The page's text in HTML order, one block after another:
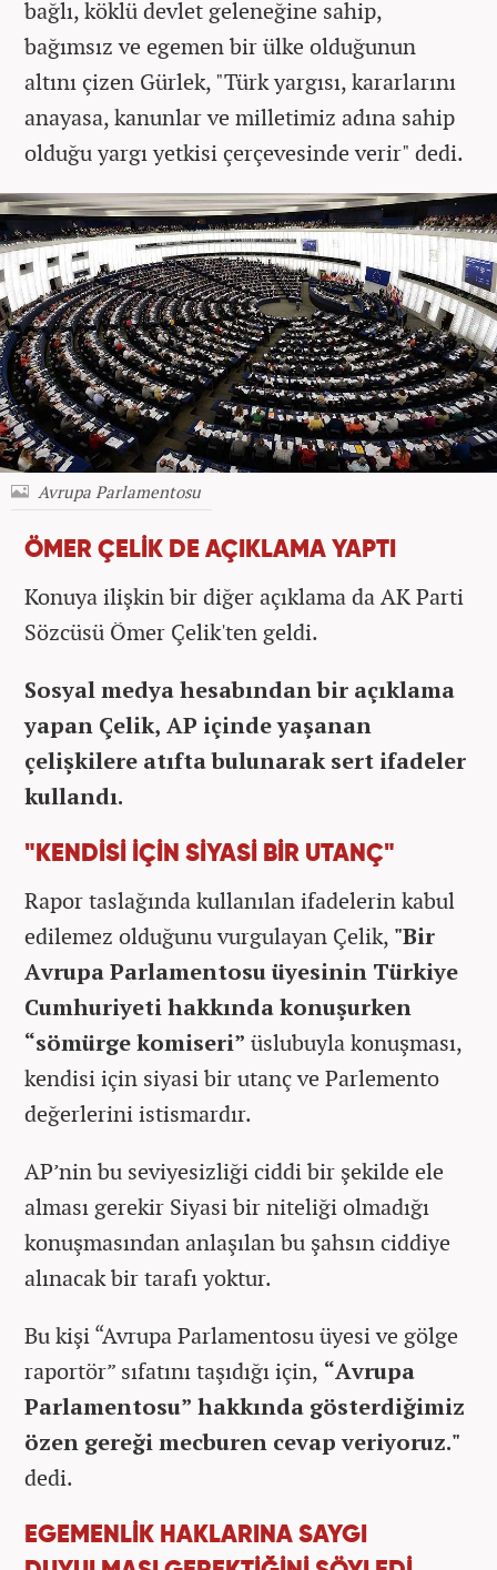
bağlı, köklü devlet geleneğine sahip,
bağımsız ve egemen bir ülke olduğunun
altını çizen Gürlek, "Türk yargısı, kararlarını
anayasa, kanunlar ve milletimiz adına sahip
olduğu yargı yetkisi çerçevesinde verir" dedi.
Avrupa Parlamentosu
ÖMER ÇELİK DE AÇIKLAMA YAPTI
Konuya ilişkin bir diğer açıklama da AK Parti
Sözcüsü Ömer Çelik'ten geldi.
Sosyal medya hesabından bir açıklama
yapan Çelik, AP içinde yaşanan
çelişkilere atıfta bulunarak sert ifadeler
kullandı.
"KENDİSİ İÇİN SİYASİ BİR UTANÇ"
Rapor taslağında kullanılan ifadelerin kabul
edilemez olduğunu vurgulayan Çelik, "Bir
Avrupa Parlamentosu üyesinin Türkiye
Cumhuriyeti hakkında konuşurken
“sömürge komiseri” üslubuyla konuşması,
kendisi için siyasi bir utanç ve Parlemento
değerlerini istismardır.
AP’nin bu seviyesizliği ciddi bir şekilde ele
alması gerekir Siyasi bir niteliği olmadığı
konuşmasından anlaşılan bu şahsın ciddiye
alınacak bir tarafı yoktur.
Bu kişi “Avrupa Parlamentosu üyesi ve gölge
raportör” sıfatını taşıdığı için, “Avrupa
Parlamentosu” hakkında gösterdiğimiz
özen gereği mecburen cevap veriyoruz."
dedi.
EGEMENLİK HAKLARINA SAYGI